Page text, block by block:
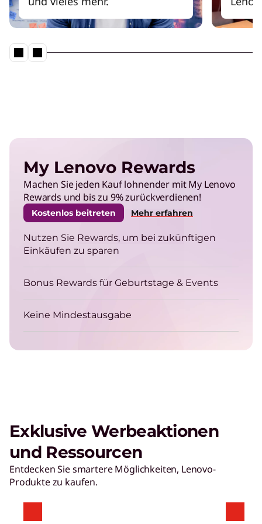
My Lenovo Rewards
Machen Sie jeden Kauf lohnender mit My Lenovo
Rewards und bis zu 9% zurückverdienen!
Kostenlos beitreten Mehr erfahren
Nutzen Sie Rewards, um bei zukünftigen
Einkäufen zu sparen
Bonus Rewards für Geburtstage & Events
Keine Mindestausgabe
Exklusive Werbeaktionen
und Ressourcen
Entdecken Sie smartere Möglichkeiten, Lenovo-
Produkte zu kaufen.